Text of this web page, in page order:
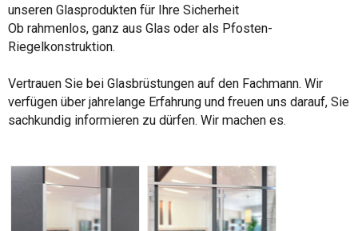
unseren Glasprodukten für Ihre Sicherheit
Ob rahmenlos, ganz aus Glas oder als Pfosten-
Riegelkonstruktion.
Vertrauen Sie bei Glasbrüstungen auf den Fachmann. Wir
verfügen über jahrelange Erfahrung und freuen uns darauf, Sie
sachkundig informieren zu dürfen. Wir machen es.